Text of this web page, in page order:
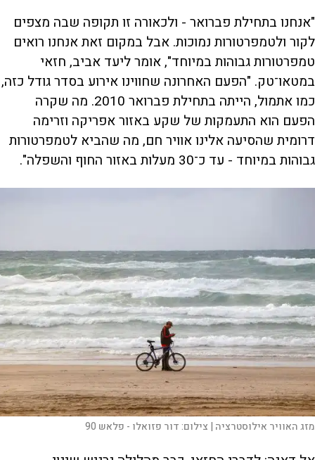
"אנחנו בתחילת פברואר - ולכאורה זו תקופה שבה מצפים
לקור ולטמפרטורות נמוכות. אבל במקום זאת אנחנו רואים
טמפרטורות גבוהות במיוחד", אומר ליעד אביב, חזאי
במטאו־טק. "הפעם האחרונה שחווינו אירוע בסדר גודל כזה,
כמו אתמול, הייתה בתחילת פברואר 2010. מה שקרה
הפעם הוא התעמקות של שקע באזור אפריקה וזרימה
דרומית שהסיעה אלינו אוויר חם, מה שהביא לטמפרטורות
גבוהות במיוחד - עד כ־30 מעלות באזור החוף והשפלה".
מזג האוויר אילוסטרציה | צילום:דור פזואלו - פלאש 90